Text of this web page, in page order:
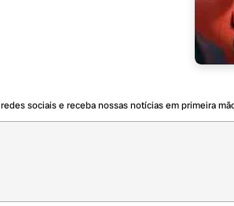
sociais e receba nossas notícias em primeira